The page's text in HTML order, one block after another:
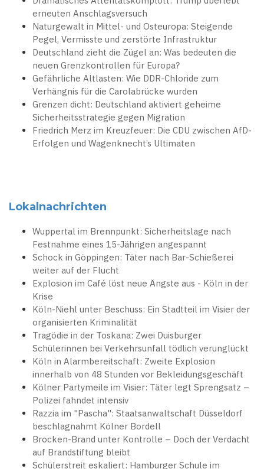
erneuten Anschlagsversuch
Naturgewalt in Mittel- und Osteuropa: Steigende
Pegel, Vermisste und zerstörte Infrastruktur
Deutschland zieht die Zügel an: Was bedeuten die
neuen Grenzkontrollen für Europa?
Gefährliche Altlasten: Wie DDR-Chloride zum
Verhängnis für die Carolabrücke wurden
Grenzen dicht: Deutschland aktiviert geheime
Sicherheitsstrategie gegen Migration
Friedrich Merz im Kreuzfeuer: Die CDU zwischen AfD-
Erfolgen und Wagenknecht’s Ultimaten
Lokalnachrichten
Wuppertal im Brennpunkt: Sicherheitslage nach
Festnahme eines 15-Jährigen angespannt
Schock in Göppingen: Täter nach Bar-Schießerei
weiter auf der Flucht
Explosion im Café löst neue Ängste aus - Köln in der
Krise
Köln-Niehl unter Beschuss: Ein Stadtteil im Visier der
organisierten Kriminalität
Tragödie in der Toskana: Zwei Duisburger
Schülerinnen bei Verkehrsunfall tödlich verunglückt
Köln in Alarmbereitschaft: Zweite Explosion
innerhalb von 48 Stunden vor Bekleidungsgeschäft
Kölner Partymeile im Visier: Täter legt Sprengsatz –
Polizei fahndet intensiv
Razzia im "Pascha": Staatsanwaltschaft Düsseldorf
beschlagnahmt Kölner Bordell
Brocken-Brand unter Kontrolle – Doch der Verdacht
auf Brandstiftung bleibt
Schülerstreit eskaliert: Hamburger Schule im